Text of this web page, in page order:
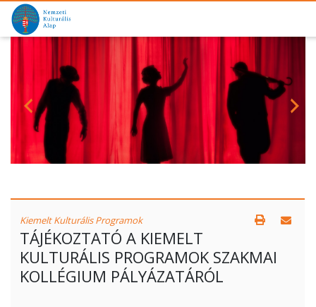
Kiemelt Kulturális Programok
TÁJÉKOZTATÓ A KIEMELT
KULTURÁLIS PROGRAMOK SZAKMAI
KOLLÉGIUM PÁLYÁZATÁRÓL